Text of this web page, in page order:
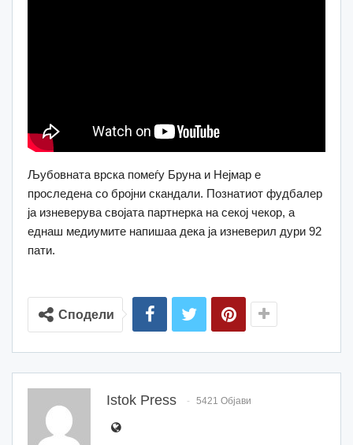
Љубовната врска помеѓу Бруна и Нејмар е
проследена со бројни скандали. Познатиот фудбалер
ја изневерува својата партнерка на секој чекор, а
еднаш медиумите напишаа дека ја изневерил дури 92
пати.
Сподели
Istok Press 5421 Објави